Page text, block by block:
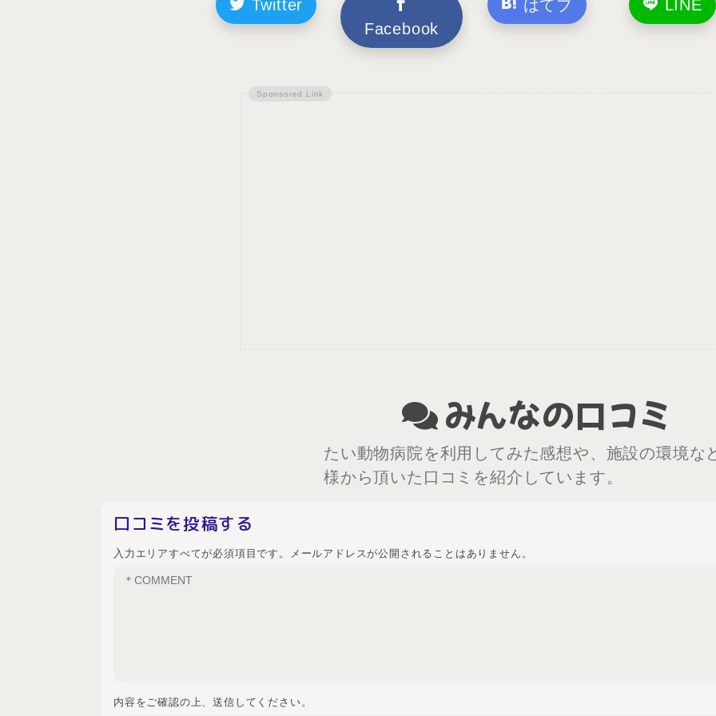
Twitter
Facebook
はてブ LINE
みんなの口コミ
たい動物病院を利用してみた感想や、施設の環境な
様から頂いた口コミを紹介しています。
口コミを投稿する
入力エリアすべてが必須項目です。メールアドレスが公開されることはありません。
内容をご確認の上、送信してください。